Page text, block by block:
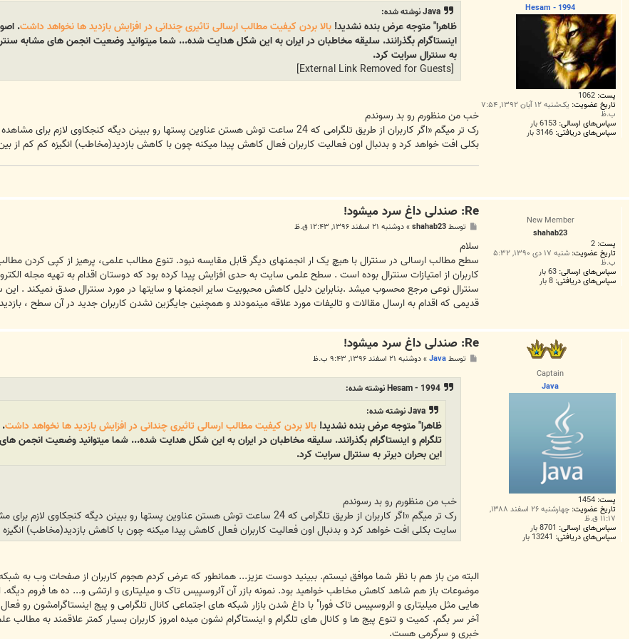
Hesam - 1994
پست: 1062
تاریخ عضویت: یک‌شنبه ۱۲ آبان ۱۳۹۲, ۷:۵۴
ب.ظ
سپاس‌های ارسالی: 6153 بار
سپاس‌های دریافتی: 3146 بار
Java نوشته شده:
ظاهرا" متوجه عرض بنده نشدید! بالا بردن کیفیت مطالب ارسالی تاثیری چندانی در افزایش بازدید ها نخواهد داشت.
اینستاگرام بگذرانند. سلیقه مخاطبان در ایران به این شکل هدایت شده... شما میتوانید وضعیت انجمن های مشابه
به سنترال سرایت کرد.
[External Link Removed for Guests]
خب من منظورم رو بد رسوندم
رک تر میگم «اگر کاربران از طریق تلگرامی که 24 ساعت توش هستن عناوین پستها رو ببینن دیگه
بکلی افت خواهد کرد و بدنبال اون فعالیت کاربران فعال کاهش پیدا میکنه چون با کاهش بازدید(مخاطب) انگیزه کم کم از
New Member
shahab23
پست: 2
تاریخ عضویت: شنبه ۱۷ دی ۱۳۹۰, ۵:۳۲
ب.ظ
سپاس‌های ارسالی: 63 بار
سپاس‌های دریافتی: 8 بار
Re: صندلی داغ سرد میشود!
ت
توسطshahab23
»دوشنبه ۲۱ اسفند ۱۳۹۶, ۱۲:۴۳ ق.ظ
سلام
سطح مطالب ارسالی در سنترال با هیچ یک ار انجمنهای دیگر قابل مقایسه نبود. تنوع مطالب علمی، پرهیز از کپی کردن مطالب
کاربران از امتیازات سنترال بوده است . سطح علمی سایت به حدی افزایش پیدا کرده بود که دوستان اقدام به تهیه مجله
سنترال نوعی مرجع محسوب میشد .بنابراین دلیل کاهش محبوبیت سایر انجمنها و سایتها در مورد سنترال صدق نمیکند .
قدیمی که اقدام به ارسال مقالات و تالیفات مورد علاقه مینمودند و همچنین جایگزین نشدن کاربران جدید در آن سطح ،
Captain
Java
پست: 1454
تاریخ عضویت: چهارشنبه ۲۶ اسفند ۱۳۸۸,
۱۱:۱۷ ق.ظ
سپاس‌های ارسالی: 8701 بار
سپاس‌های دریافتی: 13241 بار
Re: صندلی داغ سرد میشود!
توسطJava
»دوشنبه ۲۱ اسفند ۱۳۹۶, ۹:۴۳ ب.ظ
Hesam - 1994 نوشته شده:
Java نوشته شده:
ظاهرا" متوجه عرض بنده نشدید! بالا بردن کیفیت مطالب ارسالی تاثیری چندانی در افزایش بازدید ها نخواهد داشت.
تلگرام و اینستاگرام بگذرانند. سلیقه مخاطبان در ایران به این شکل هدایت شده... شما میتوانید وضعیت انجمن
این بحران دیرتر به سنترال سرایت کرد.
خب من منظورم رو بد رسوندم
رک تر میگم «اگر کاربران از طریق تلگرامی که 24 ساعت توش هستن عناوین پستها رو ببینن
سایت بکلی افت خواهد کرد و بدنبال اون فعالیت کاربران فعال کاهش پیدا میکنه چون با کاهش بازدید(مخاطب) انگیزه
البته من باز هم با نظر شما موافق نیستم. ببینید دوست عزیز... همانطور که عرض کردم هجوم کاربران از صفحات وب به
موضوعات باز هم شاهد کاهش مخاطب خواهید بود. نمونه بازر آن آئروسپیس تاک و میلیتاری و ارتشی و... ده ها فروم دیگه.
هایی مثل میلیتاری و ائروسپیس تاک فورا" با داغ شدن بازار شبکه های اجتماعی کانال تلگرامی و پیج اینستاگرامشون
آخر سر بگم. کمیت و تنوع پیج ها و کانال های تلگرام و اینستاگرام نشون میده امروز کاربران بسیار کمتر علاقمند به
خبری و سرگرمی هست.